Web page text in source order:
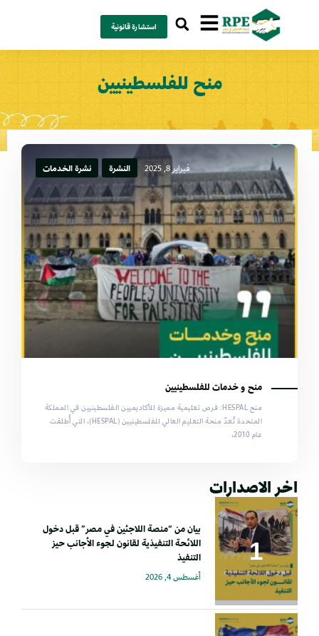
استشارة قانونية
منح للفلسطينيين
فبراير 8, 2025 النشرة نشرة الخدمات
منح و خدمات للفلسطينيين
منح HESPAL: فرص تعليمية مميزة للأكاديميين الفلسطينيين في المملكة
المتحدة تُعدّ منحة التعليم العالي للفلسطينيين (HESPAL)، التي أُطلقت
عام 2010،
اخر الاصدارات
بيان من “منصة اللاجئين في مصر” قبل دخول
اللائحة التنفيذية لقانون لجوء الأجانب حيز
التنفيذ
أغسطس 4, 2026